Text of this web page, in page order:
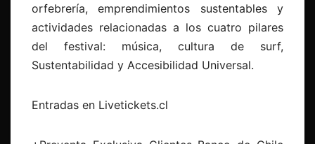
orfebrería, emprendimientos sustentables y
actividades relacionadas a los cuatro pilares
del festival: música, cultura de surf,
Sustentabilidad y Accesibilidad Universal.
Entradas en Livetickets.cl